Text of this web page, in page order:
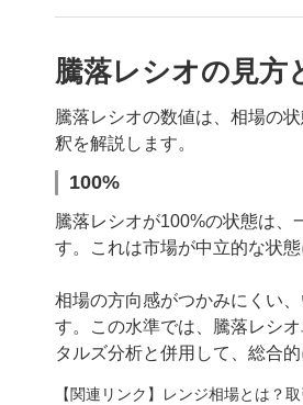
騰落レシオの見方
騰落レシオの数値は、相場の
釈を解説します。
100%
騰落レシオが100%の状態は、
す。これは市場が中立的な状
相場の方向感がつかみにくい
す。この水準では、騰落レシ
タルズ分析と併用して、総合
【関連リンク】レンジ相場とは？